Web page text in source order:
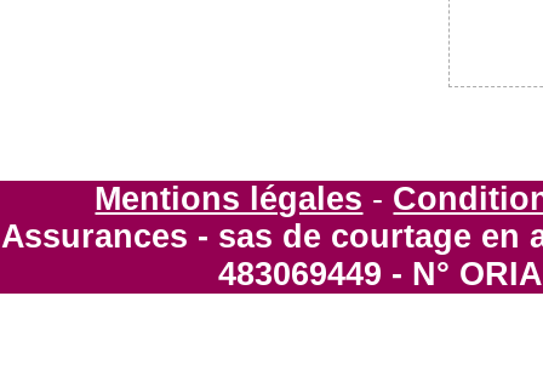
Mentions légales -
Assurances - sas de courtage en
483069449 - N°